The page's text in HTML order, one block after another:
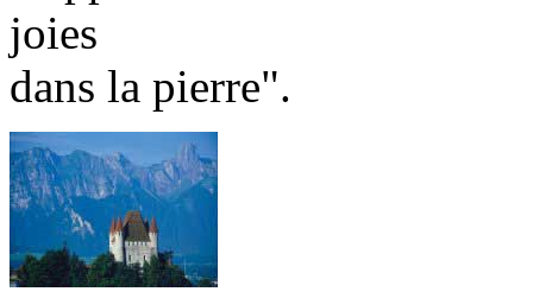
joies
dans la pierre".